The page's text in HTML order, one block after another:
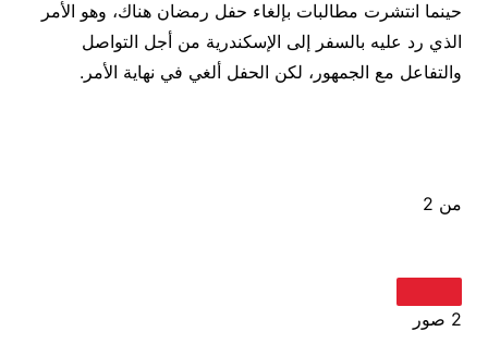
حينما انتشرت مطالبات بإلغاء حفل رمضان هناك، وهو الأمر
الذي رد عليه بالسفر إلى الإسكندرية من أجل التواصل
والتفاعل مع الجمهور، لكن الحفل ألغي في نهاية الأمر.
من 2
2 صور